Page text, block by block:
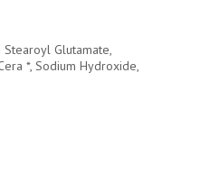
Stearoyl Glutamate,
*, Sodium Hydroxide,